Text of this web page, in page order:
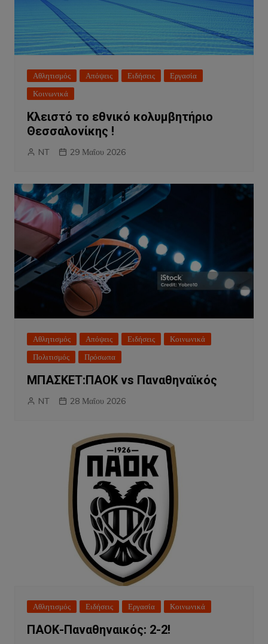
Αθλητισμός Απόψεις Ειδήσεις
Εργασία
Κοινωνικά
Κλειστό το εθνικό κολυμβητήριο
Θεσσαλονίκης !
NT 29 Μαΐου 2026
Αθλητισμός Απόψεις Ειδήσεις
Κοινωνικά
Πολιτισμός
Πρόσωπα
ΜΠΑΣΚΕΤ:ΠΑΟΚ vs Παναθηναϊκός
NT 28 Μαΐου 2026
Αθλητισμός Ειδήσεις Εργασία Κοινωνικά
ΠΑΟΚ-Παναθηναικός: 2-2!